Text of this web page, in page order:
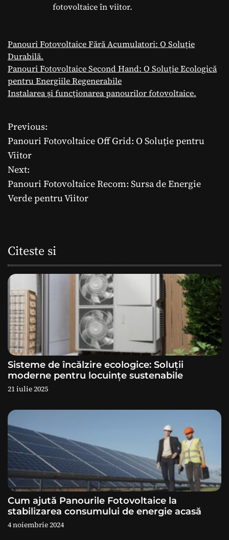
fotovoltaice în viitor.
Panouri Fotovoltaice Fără Acumulatori: O Soluție
Durabilă.
Panouri Fotovoltaice Second Hand: O Soluție Ecologică
pentru Energiile Regenerabile
Instalarea și funcționarea panourilor fotovoltaice.
N
a
v
i
r
e
î
n
a
r
t
i
c
o
l
e
Previous:
Panouri Fotovoltaice Off Grid: O Soluție pentru
Viitor
Next:
Panouri Fotovoltaice Recom: Sursa de Energie
Verde pentru Viitor
Citeste si
Sisteme de încălzire ecologice: Soluții
moderne pentru locuințe sustenabile
21 iulie 2025
Cum ajută Panourile Fotovoltaice la
stabilizarea consumului de energie acasă
4 noiembrie 2024